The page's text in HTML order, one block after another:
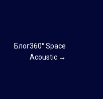
Блог360° Space
Acoustic →